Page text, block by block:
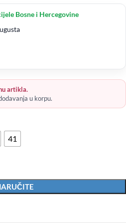
Bosne i Hercegovine
artikla.
u korpu.
41